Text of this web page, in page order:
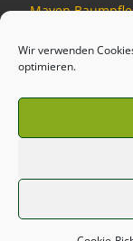
Wir verwenden
optimieren.
Mayen